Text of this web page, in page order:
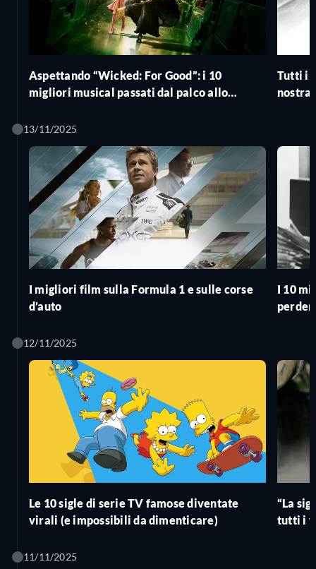
Aspettando “Wicked: For Good”: i 10
migliori musical passati dal palco allo
Tutti i
nostra
13/11/2025
I migliori film sulla Formula 1 e sulle corse
d’auto
I 10
12/11/2025
Le 10 sigle di serie TV famose diventate
virali (e impossibili da dimenticare)
“La
tutti i
11/11/2025